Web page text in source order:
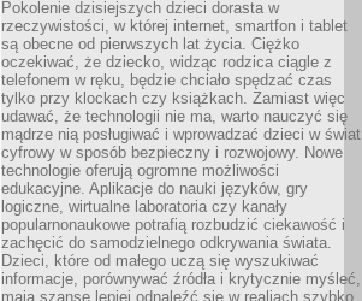
Pokolenie dzisiejszych dzieci dorasta w
rzeczywistości, w której internet, smartfon i tablet
są obecne od pierwszych lat życia. Ciężko
oczekiwać, że dziecko, widząc rodzica ciągle z
telefonem w ręku, będzie chciało spędzać czas
tylko przy klockach czy książkach. Zamiast więc
udawać, że technologii nie ma, warto nauczyć się
mądrze nią posługiwać i wprowadzać dzieci w świat
cyfrowy w sposób bezpieczny i rozwojowy. Nowe
technologie oferują ogromne możliwości
edukacyjne. Aplikacje do nauki języków, gry
logiczne, wirtualne laboratoria czy kanały
popularnonaukowe potrafią rozbudzić ciekawość i
zachęcić do samodzielnego odkrywania świata.
Dzieci, które od małego uczą się wyszukiwać
informacje, porównywać źródła i krytycznie myśleć,
mają szansę lepiej odnaleźć się w realiach szybko